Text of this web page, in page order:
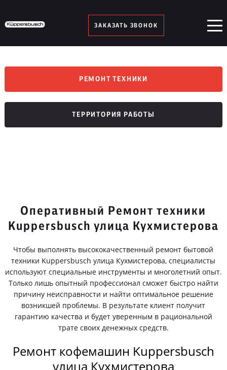
ЗАКАЗАТЬ ЗВОНОК
РЕМОНТ ТЕХНИКИ
ТЕРРИТОРИЯ РАБОТЫ
Оперативный Ремонт техники
Kuppersbusch улица Кухмистерова
Чтобы выполнять высококачественный ремонт бытовой
техники Kuppersbusch улица Кухмистерова, специалисты
используют специальные инструменты и многолетний опыт.
Только лишь опытный профессионал сможет быстро найти
причину неисправности и найти оптимальное решение
возникшей проблемы. В результате клиент получит
гарантию качества и будет уверенным в рациональной
трате своих денежных средств.
Ремонт кофемашин Kuppersbusch
улица Кухмистерова